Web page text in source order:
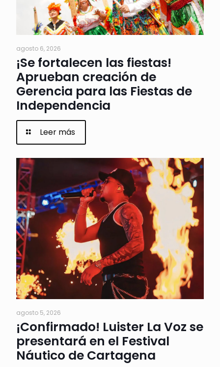
agosto 6, 2026
¡Se fortalecen las fiestas!
Aprueban creación de
Gerencia para las Fiestas de
Independencia
Leer más
agosto 5, 2026
¡Confirmado! Luister La Voz se
presentará en el Festival
Náutico de Cartagena